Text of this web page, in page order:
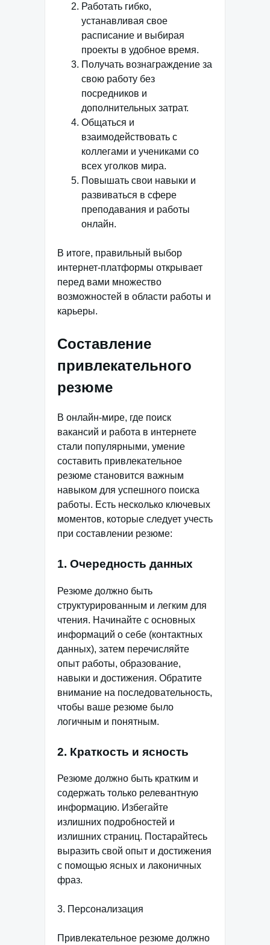
Работать гибко,
устанавливая свое
расписание и выбирая
проекты в удобное время.
Получать вознаграждение за
свою работу без
посредников и
дополнительных затрат.
Общаться и
взаимодействовать с
коллегами и учениками со
всех уголков мира.
Повышать свои навыки и
развиваться в сфере
преподавания и работы
онлайн.
В итоге, правильный выбор
интернет-платформы открывает
перед вами множество
возможностей в области работы и
карьеры.
Составление
привлекательного
резюме
В онлайн-мире, где поиск
вакансий и работа в интернете
стали популярными, умение
составить привлекательное
резюме становится важным
навыком для успешного поиска
работы. Есть несколько ключевых
моментов, которые следует учесть
при составлении резюме:
1. Очередность данных
Резюме должно быть
структурированным и легким для
чтения. Начинайте с основных
информаций о себе (контактных
данных), затем перечисляйте
опыт работы, образование,
навыки и достижения. Обратите
внимание на последовательность,
чтобы ваше резюме было
логичным и понятным.
2. Краткость и ясность
Резюме должно быть кратким и
содержать только релевантную
информацию. Избегайте
излишних подробностей и
излишних страниц. Постарайтесь
выразить свой опыт и достижения
с помощью ясных и лаконичных
фраз.
3. Персонализация
Привлекательное резюме должно